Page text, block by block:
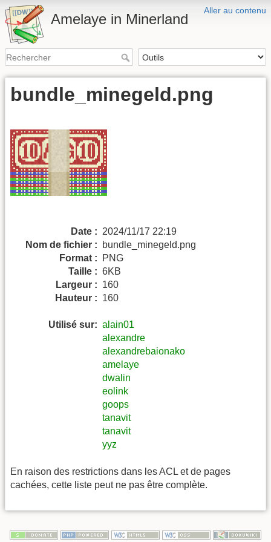
Aller au contenu
Amelaye in Minerland
bundle_minegeld.png
Date : 2024/11/17 22:19
Nom de fichier :
bundle_minegeld.png
Format :
PNG
Taille : 6KB
Largeur : 160
Hauteur : 160
Utilisé sur: alain01
alexandre
alexandrebaionako
amelaye
dwalin
eolink
goops
tanavit
tanavit
yyz
En raison des restrictions dans les ACL et de pages
cachées, cette liste peut ne pas être complète.